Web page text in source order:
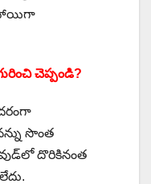
హాయిగా
చెప్పండి?
సొంత
దొరికినంత